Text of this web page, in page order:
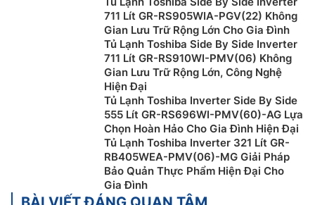
Tủ lạnh Toshiba ngăn đá trênGR-RT395WE-PMV(06)-
MG trang bị công nghệ Air Fall Cooling có khả năng
tỏa nhanh và mạnh luồng khí phía trước và phía sau
như thác đổ, để hơi lạnh tỏa đều bên trong mỗi ngăn.
Đồng thời, hơi lạnh cũng bao trùm toàn diện thực
phẩm để giảm thiểu tỉ lệ hư hỏng trong suốt thời gian
Tiết kiệm điện với công nghệ Origin
711 Lít GR-RS905WIA-PGV(22) Không
Gian Lưu Trữ Rộng Lớn Cho Gia Đình
Tủ Lạnh Toshiba Side By Side Inverter
711 Lít GR-RS910WI-PMV(06) Không
Gian Lưu Trữ Rộng Lớn, Công Nghệ
Hiện Đại
Tủ Lạnh Toshiba Inverter Side By Side
555 Lít GR-RS696WI-PMV(60)-AG Lựa
Chọn Hoàn Hảo Cho Gia Đình Hiện Đại
Tủ Lạnh Toshiba Inverter 321 Lít GR-
RB405WEA-PMV(06)-MG Giải Pháp
Bảo Quản Thực Phẩm Hiện Đại Cho
Gia Đình